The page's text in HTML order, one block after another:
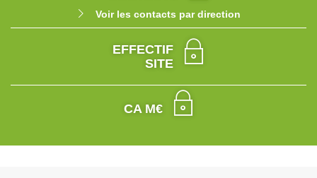
Voir les contacts par direction
EFFECTIF
SITE
CA M€